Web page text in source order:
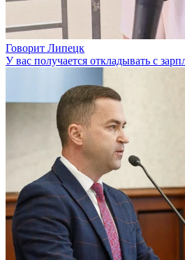
Говорит Липецк
У вас получается откладывать с